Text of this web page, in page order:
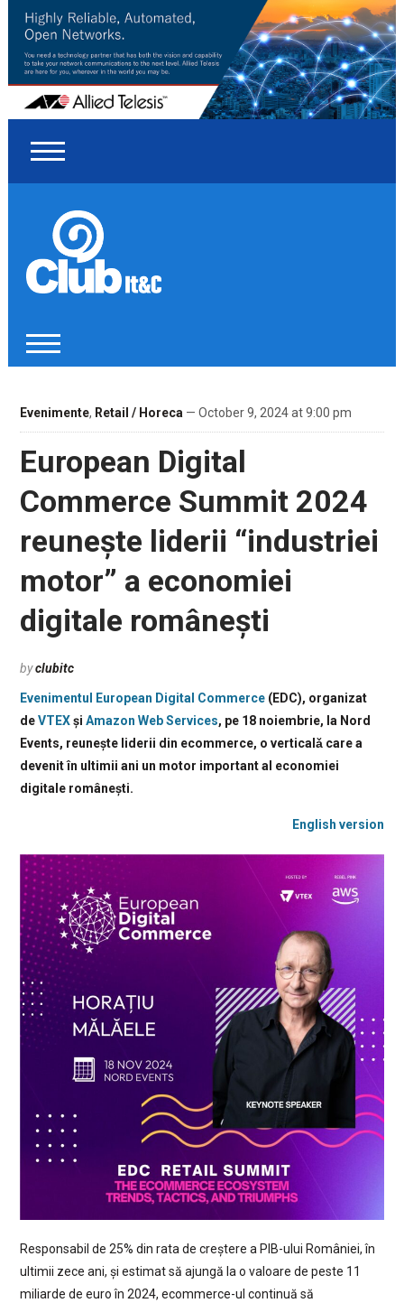
Evenimente, Retail / Horeca— October 9, 2024 at 9:00 pm
European Digital
Commerce Summit 2024
reunește liderii “industriei
motor” a economiei
digitale românești
byclubitc
Evenimentul European Digital Commerce(EDC), organizat
deVTEXși Amazon Web Services, pe 18 noiembrie, la Nord
Events, reunește liderii din ecommerce, o verticalǎ care a
devenit în ultimii ani un motor important al economiei
digitale românești.
English version
Responsabil de 25% din rata de creștere a PIB-ului României, în
ultimii zece ani, și estimat să ajungă la o valoare de peste 11
miliarde de euro în 2024, ecommerce-ul continuă să